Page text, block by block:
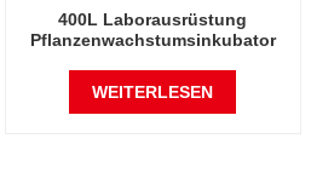
400L Laborausrüstung
Pflanzenwachstumsinkubator
WEITERLESEN